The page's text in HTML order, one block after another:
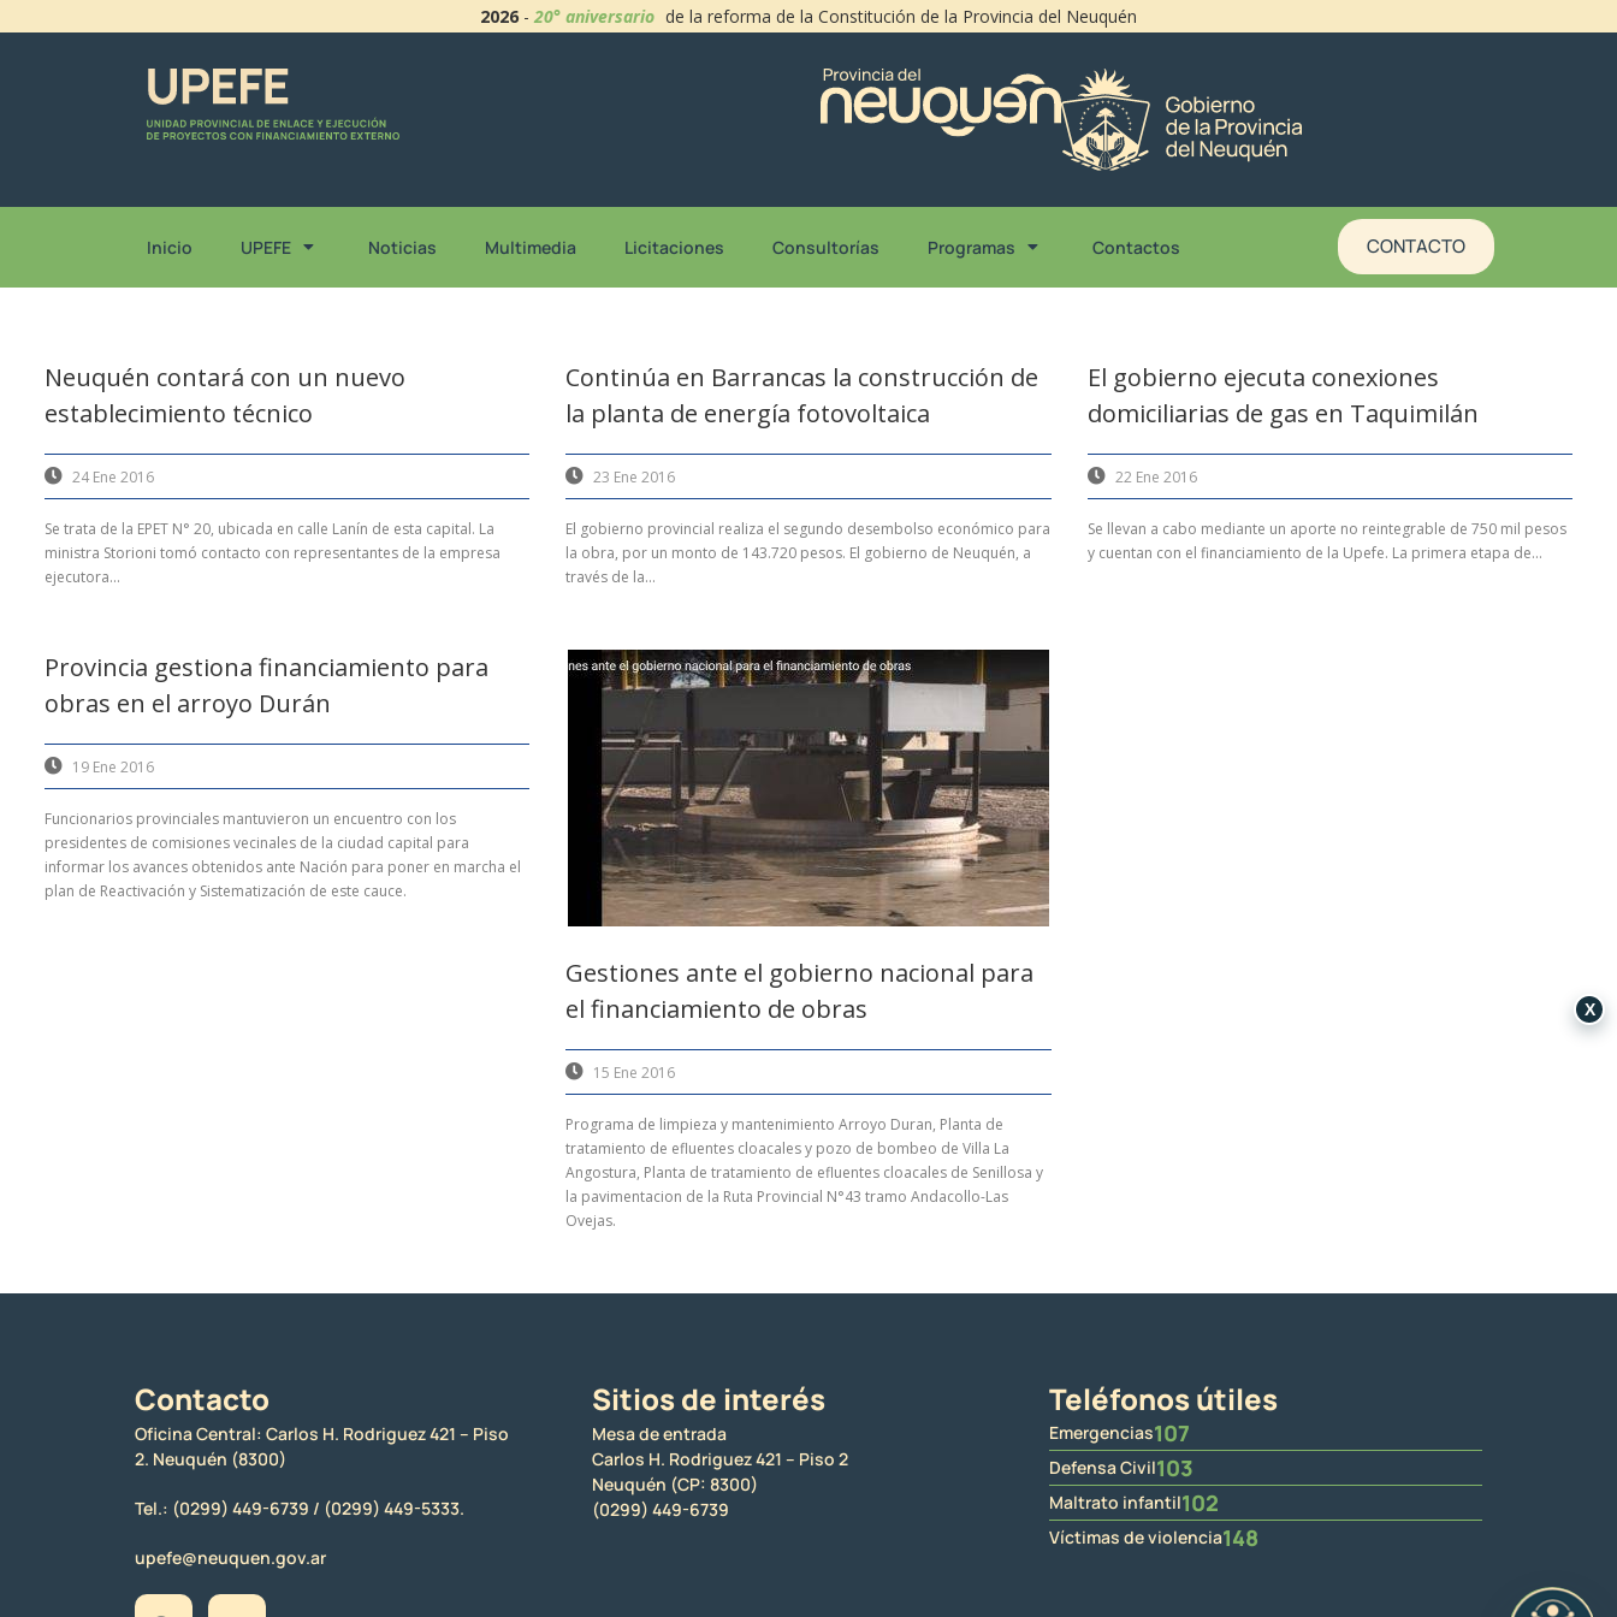
2026 -20° aniversario de la reforma de la Constitución de la Provincia del Neuquén
Inicio UPEFE Noticias Multimedia Licitaciones Consultorías Programas Contactos CONTACTO
Neuquén contará con un nuevo
establecimiento técnico
24 Ene 2016
Se trata de la EPET N° 20, ubicada en calle Lanín de esta capital. La
ministra Storioni tomó contacto con representantes de la empresa
ejecutora...
Continúa en Barrancas la construcción de
la planta de energía fotovoltaica
23 Ene 2016
El gobierno provincial realiza el segundo desembolso económico para
la obra, por un monto de 143.720 pesos. El gobierno de Neuquén, a
través de la...
El gobierno ejecuta conexiones
domiciliarias de gas en Taquimilán
22 Ene 2016
Se llevan a cabo mediante un aporte no reintegrable de 750 mil pesos
y cuentan con el financiamiento de la Upefe. La primera etapa de...
Provincia gestiona financiamiento para
obras en el arroyo Durán
19 Ene 2016
Funcionarios provinciales mantuvieron un encuentro con los
presidentes de comisiones vecinales de la ciudad capital para
informar los avances obtenidos ante Nación para poner en marcha el
plan de Reactivación y Sistematización de este cauce.
Gestiones ante el gobierno nacional para
el financiamiento de obras
15 Ene 2016
Programa de limpieza y mantenimiento Arroyo Duran, Planta de
tratamiento de efluentes cloacales y pozo de bombeo de Villa La
Angostura, Planta de tratamiento de efluentes cloacales de Senillosa y
la pavimentacion de la Ruta Provincial N°43 tramo Andacollo-Las
Ovejas.
Contacto
Oficina Central: Carlos H. Rodriguez 421 – Piso
2. Neuquén (8300)
Tel.: (0299) 449-6739 / (0299) 449-5333.
upefe@neuquen.gov.ar
Sitios de interés
Mesa de entrada
Carlos H. Rodriguez 421 – Piso 2
Neuquén (CP: 8300)
(0299) 449-6739
Teléfonos útiles
Emergencias107
Defensa Civil103
Maltrato infantil102
Víctimas de violencia148
X